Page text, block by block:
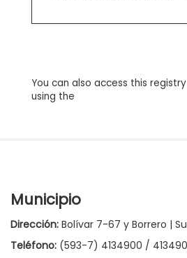
You can also access this registry
using the
Municipio
Dirección: Bolívar 7-67 y Borrero |
Teléfono: (593-7) 4134900 /